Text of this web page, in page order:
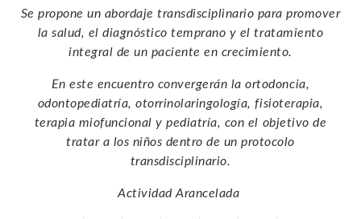
Se propone un abordaje transdisciplinario para promover
la salud, el diagnóstico temprano y el tratamiento
integral de un paciente en crecimiento.
En este encuentro convergerán la ortodoncia,
odontopediatría, otorrinolaringología, fisioterapia,
terapia miofuncional y pediatría, con el objetivo de
tratar a los niños dentro de un protocolo
transdisciplinario.
Actividad Arancelada